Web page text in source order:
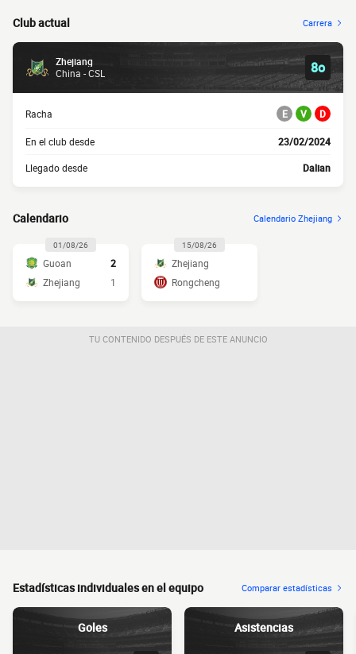
Club actual Carrera
Zhejiang
China - CSL
8o
Racha E V D
En el club desde 23/02/2024
Llegado desde Dalian
Calendario Calendario Zhejiang
01/08/26
Guoan
2
Zhejiang
1
15/08/26
Zhejiang
Rongcheng
TU CONTENIDO DESPUÉS DE ESTE ANUNCIO
Estadísticas individuales en el equipo Comparar estadísticas
Goles Asistencias